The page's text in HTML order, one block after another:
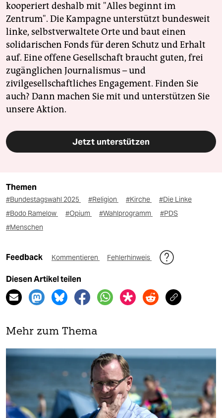
kooperiert deshalb mit "Alles beginnt im
Zentrum". Die Kampagne unterstützt bundesweit
linke, selbstverwaltete Orte und baut einen
solidarischen Fonds für deren Schutz und Erhalt
auf. Eine offene Gesellschaft braucht guten, frei
zugänglichen Journalismus – und
zivilgesellschaftliches Engagement. Finden Sie
auch? Dann machen Sie mit und unterstützen Sie
unsere Aktion.
Jetzt unterstützen
Themen
#Bundestagswahl 2025 #Religion #Kirche
#Die Linke
#Bodo Ramelow
#Opium #Wahlprogramm
#PDS
#Menschen
Feedback Kommentieren Fehlerhinweis
Diesen Artikel teilen
Mehr zum Thema